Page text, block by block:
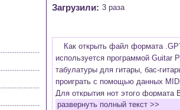
Загрузили: 3 раза
Как открыть файл формата
используется программой Guitar
табулатуры для гитары, бас-
проиграть с помощью данных
Для открытия нот этого формата
(желательно, последней
развернуть полный текст >>